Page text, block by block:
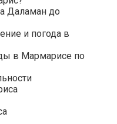
Даламан до
и погода в
в Мармарисе по